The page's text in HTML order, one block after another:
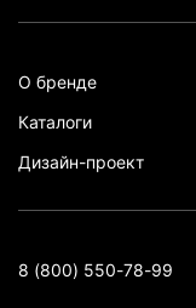
О бренде
Каталоги
Дизайн-проект
8 (800) 550-78-99